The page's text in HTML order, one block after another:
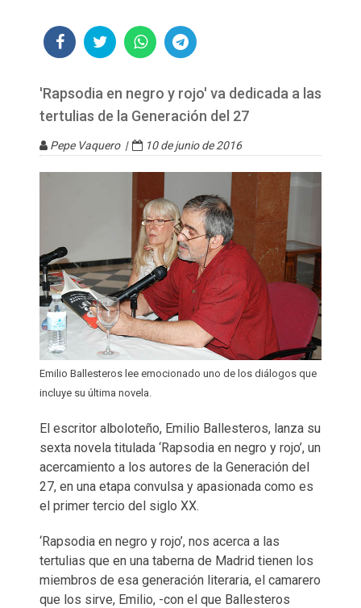
'Rapsodia en negro y rojo' va dedicada a las
tertulias de la Generación del 27
Pepe Vaquero | 10 de junio de 2016
Emilio Ballesteros lee emocionado uno de los diálogos que
incluye su última novela.
El escritor alboloteño, Emilio Ballesteros, lanza su
sexta novela titulada ‘Rapsodia en negro y rojo’, un
acercamiento a los autores de la Generación del
27, en una etapa convulsa y apasionada como es
el primer tercio del siglo XX.
‘Rapsodia en negro y rojo’, nos acerca a las
tertulias que en una taberna de Madrid tienen los
miembros de esa generación literaria, el camarero
que los sirve, Emilio, -con el que Ballesteros